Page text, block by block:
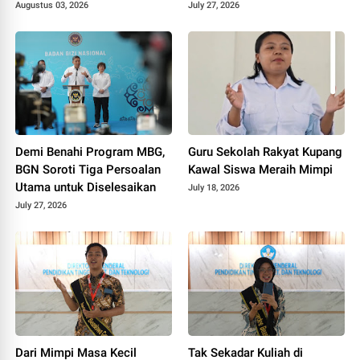
Tiga Penghargaan di
Augustus 03, 2026 July 27, 2026
Demi Benahi Program MBG,
BGN Soroti Tiga Persoalan
Utama untuk Diselesaikan
July 27, 2026
Guru Sekolah Rakyat Kupang
Kawal Siswa Meraih Mimpi
July 18, 2026
Dari Mimpi Masa Kecil Tak Sekadar Kuliah di